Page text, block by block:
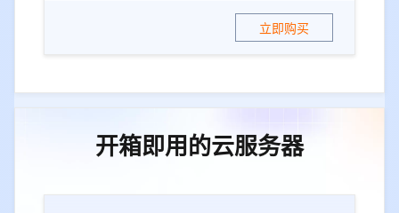
立即购买
开箱即用的云服务器